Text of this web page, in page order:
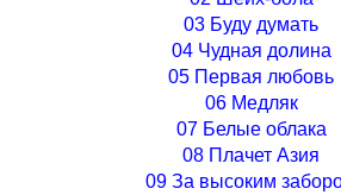
03 Буду думать
04 Чудная долина
05 Первая любовь
06 Медляк
07 Белые облака
08 Плачет Азия
09 За высоким